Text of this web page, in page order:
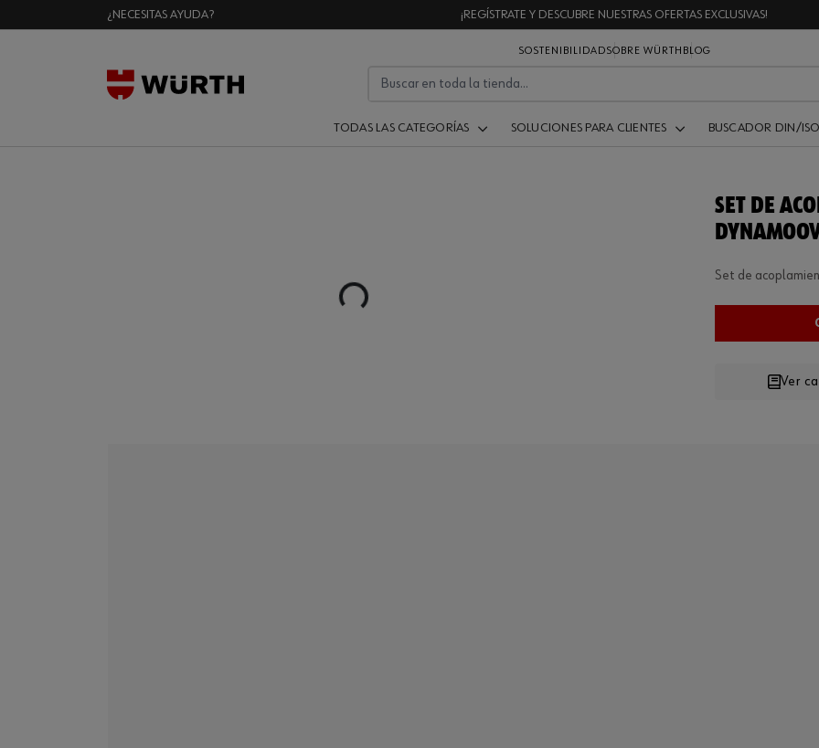
¿NECESITAS AYUDA? ¡REGÍSTRATE Y DESCUBRE NUESTRAS OFERTAS EXCLUSIVAS!
SOSTENIBILIDADSOBRE WÜRTH BLOG
TODAS LAS CATEGORÍAS SOLUCIONES PARA CLIENTES BUSCADOR DIN/ISO
Loading...
SET DE
Set de
Ver